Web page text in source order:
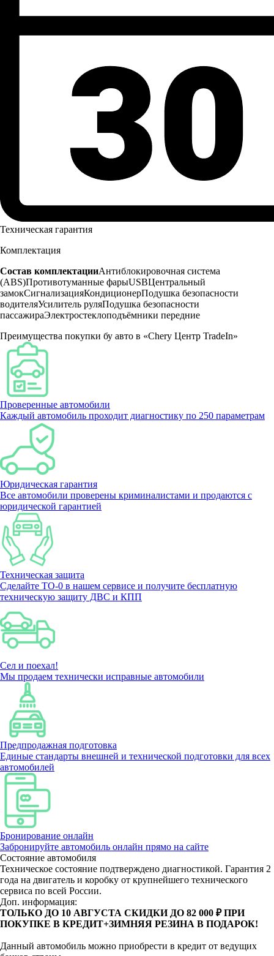
Техническая гарантия
Комплектация
Состав комплектацииАнтиблокировочная система
(ABS)Противотуманные фарыUSBЦентральный
замокСигнализацияКондиционерПодушка безопасности
водителяУсилитель руляПодушка безопасности
пассажираЭлектростеклоподъёмники передние
Преимущества покупки бу авто в «Chery Центр TradeIn»
Проверенные автомобили
Каждый автомобиль проходит диагностику по 250 параметрам
Юридическая гарантия
Все автомобили проверены криминалистами и продаются с
юридической гарантией
Техническая защита
Сделайте ТО-0 в нашем сервисе и получите бесплатную
техническую защиту ДВС и КПП
Сел и поехал!
Мы продаем технически исправные автомобили
Предпродажная подготовка
Единые стандарты внешней и технической подготовки для всех
автомобилей
Бронирование онлайн
Забронируйте автомобиль онлайн прямо на сайте
Состояние автомобиля
Техническое состояние подтверждено диагностикой. Гарантия 2
года на двигатель и коробку от крупнейшего технического
сервиса по всей России.
Доп. информация:
ТОЛЬКО ДО 10 АВГУСТА СКИДКИ ДО 82 000 ₽ ПРИ
ПОКУПКЕ В КРЕДИТ+ЗИМНЯЯ РЕЗИНА В ПОДАРОК!
Данный автомобиль можно приобрести в кредит от ведущих